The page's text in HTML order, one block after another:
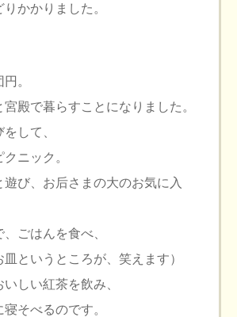
かかりました。
。
宮殿で暮らすことになりました。
して、
ニック。
び、お后さまの大のお気に入
ごはんを食べ、
いうところが、笑えます）
しい紅茶を飲み、
そべるのです。